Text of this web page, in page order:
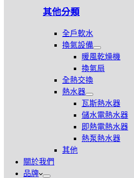
其他分類
全戶軟水
換氣設備
展
開
換
備
暖風乾燥機
換氣扇
全熱交換
熱水器
展
開
熱
水
器
瓦斯熱水器
儲水電熱水器
即熱電熱水器
熱泵熱水器
其他
關於我們
品牌